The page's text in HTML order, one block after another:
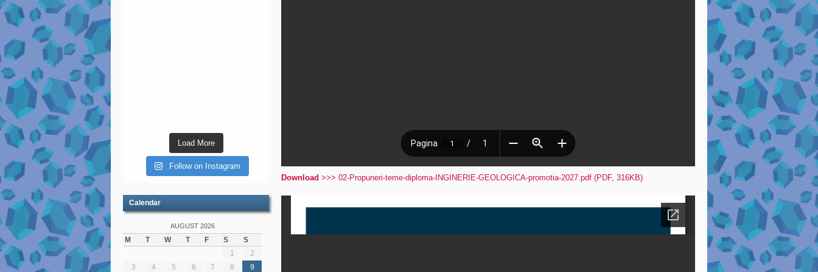
Download >>> 02-Propuneri-teme-diploma-INGINERIE-GEOLOGICA-promotia-2027.pdf (PDF, 316KB)
Load More
Follow on Instagram
Calendar
AUGUST 2026
M T W T F S
S
1
2
3
4 5 6 7 8 9